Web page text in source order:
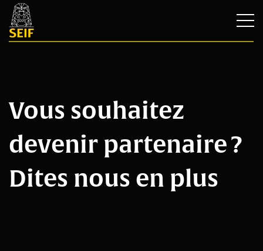
Vous souhaitez
devenir partenaire ?
Dites nous en plus